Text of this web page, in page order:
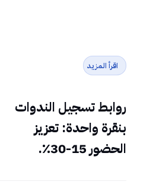
اقرأ المزيد
روابط تسجيل الندوات
بنقرة واحدة: تعزيز
الحضور 15-30٪.